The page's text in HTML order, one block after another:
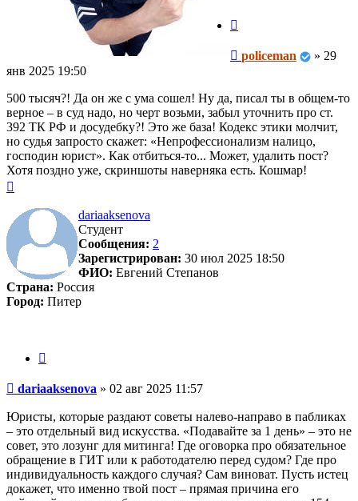
Сообщение
policeman » 29
янв 2025 19:50
500 тысяч?! Да он же с ума сошел! Ну да, писал ты в общем-то
верное – в суд надо, но черт возьми, забыл уточнить про ст.
392 ТК РФ и досудебку?! Это же база! Кодекс этики молчит,
но судья запросто скажет: «Непрофессионализм налицо,
господин юрист». Как отбиться-то... Может, удалить пост?
Хотя поздно уже, скриншоты наверняка есть. Кошмар!
началу
dariaaksenova
Студент
Сообщения: 2
Зарегистрирован: 30 июл 2025 18:50
ФИО: Евгений Степанов
Страна: Россия
Город: Питер
Сообщение
dariaaksenova » 02 авг 2025 11:57
Юристы, которые раздают советы налево-направо в пабликах
– это отдельный вид искусства. «Подавайте за 1 день» – это не
совет, это лозунг для митинга! Где оговорка про обязательное
обращение в ГИТ или к работодателю перед судом? Где про
индивидуальность каждого случая? Сам виноват. Пусть истец
докажет, что именно твой пост – прямая причина его